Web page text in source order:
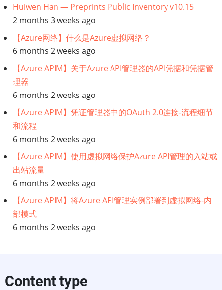
Huiwen Han — Preprints Public Inventory v10.15
2 months 3 weeks ago
【Azure网络】什么是Azure虚拟网络？
6 months 2 weeks ago
【Azure APIM】关于Azure API管理器的API凭据和凭据管
理器
6 months 2 weeks ago
【Azure APIM】凭证管理器中的OAuth 2.0连接-流程细节
和流程
6 months 2 weeks ago
【Azure APIM】使用虚拟网络保护Azure API管理的入站或
出站流量
6 months 2 weeks ago
【Azure APIM】将Azure API管理实例部署到虚拟网络-内
部模式
6 months 2 weeks ago
Content type